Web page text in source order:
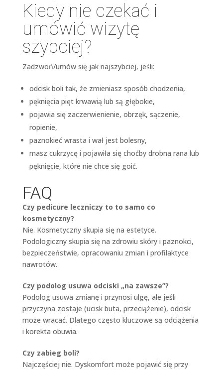
Kiedy nie czekać i
umówić wizytę
szybciej?
Zadzwoń/umów się jak najszybciej, jeśli:
odcisk boli tak, że zmieniasz sposób chodzenia,
pęknięcia pięt krwawią lub są głębokie,
pojawia się zaczerwienienie, obrzęk, sączenie,
ropienie,
paznokieć wrasta i wał jest bolesny,
masz cukrzycę i pojawiła się choćby drobna rana lub
pęknięcie, które nie chce się goić.
FAQ
Czy pedicure leczniczy to to samo co
kosmetyczny?
Nie. Kosmetyczny skupia się na estetyce.
Podologiczny skupia się na zdrowiu skóry i paznokci,
bezpieczeństwie, opracowaniu zmian i profilaktyce
nawrotów.
Czy podolog usuwa odciski „na zawsze”?
Podolog usuwa zmianę i przynosi ulgę, ale jeśli
przyczyna zostaje (ucisk buta, przeciążenie), odcisk
może wracać. Dlatego często kluczowe są odciążenia
i korekta obuwia.
Czy zabieg boli?
Najczęściej nie. Dyskomfort może pojawić się przy